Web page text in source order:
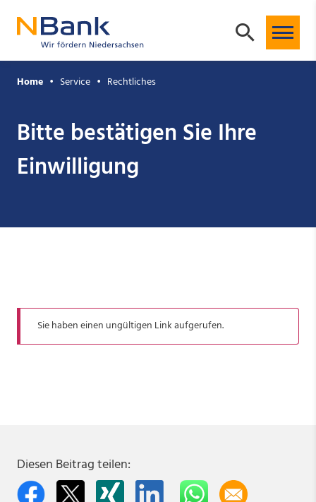
Home Service Rechtliches
Bitte bestätigen Sie Ihre
Einwilligung
Sie haben einen ungültigen Link aufgerufen.
Diesen Beitrag teilen: